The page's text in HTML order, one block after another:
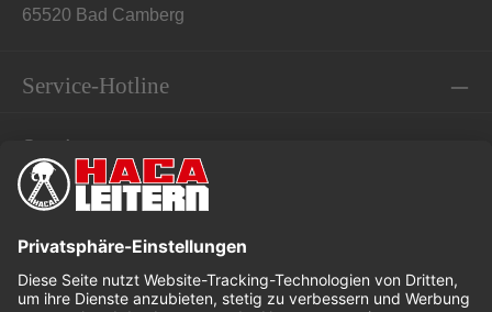
65520 Bad Camberg
Service-Hotline
Service
Informationen